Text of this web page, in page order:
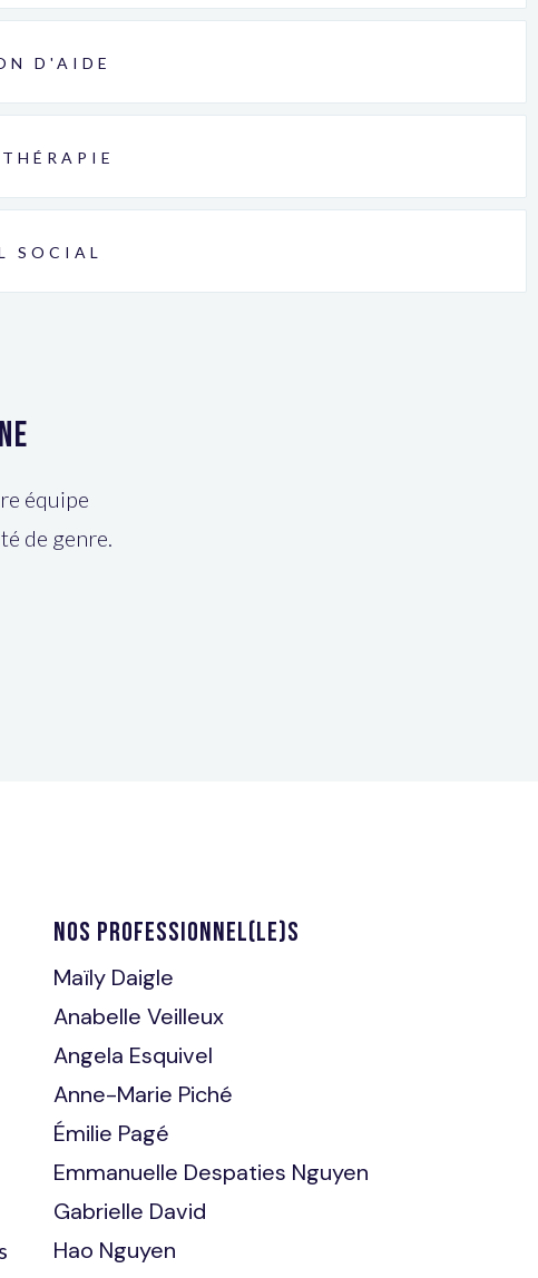
D'AIDE
SOCIAL
équipe
de genre.
NOS PROFESSIONNEL(LE)S
Maïly Daigle
Anabelle Veilleux
Angela Esquivel
Anne-Marie Piché
Émilie Pagé
Emmanuelle Despaties Nguyen
Gabrielle David
Hao Nguyen